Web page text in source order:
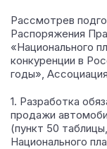
Рассмотрев
Распоряжения
«Национального
конкуренции в
годы»,
1. Разработка
продажи
(пункт 50
Национального